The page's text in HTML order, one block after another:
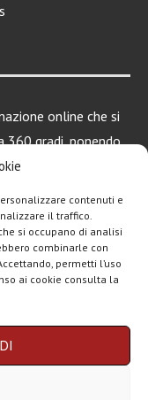
contenuti e
il traffico.
si occupano di analisi
combinarle con
permetti l’uso
ai cookie consulta la
online che si
gradi, ponendo
Android, Apple e
Privacy policy
in quanto viene aggiornato